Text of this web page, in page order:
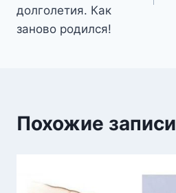
долголетия. Как
заново родился!
Похожие записи